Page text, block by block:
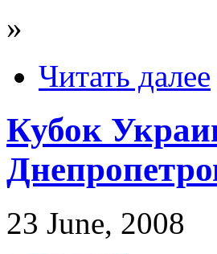
»
Читать далее
Кубок
23 June, 2008